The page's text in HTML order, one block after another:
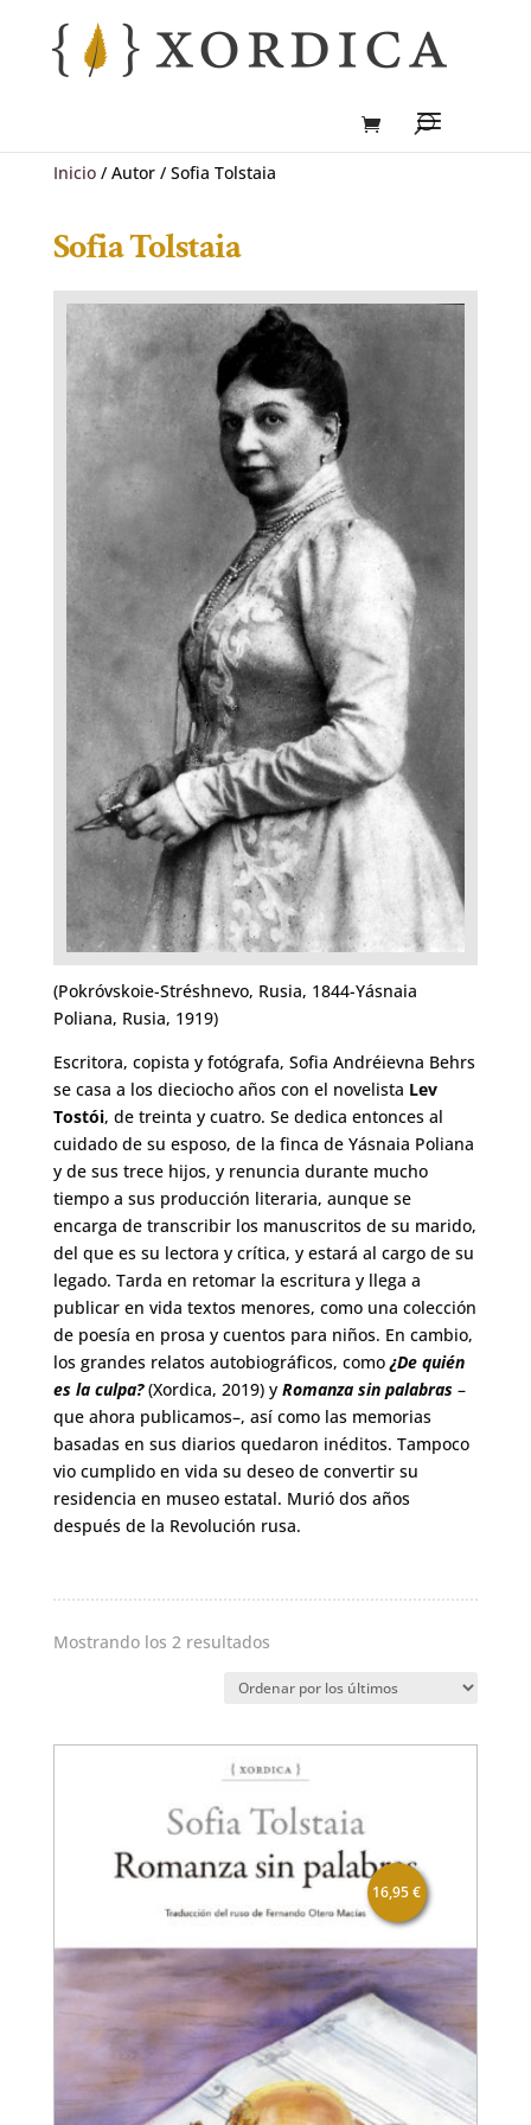
Inicio/ Autor / Sofia Tolstaia
Sofia Tolstaia
(Pokróvskoie-Stréshnevo, Rusia, 1844-Yásnaia
Poliana, Rusia, 1919)
Escritora, copista y fotógrafa, Sofia Andréievna Behrs
se casa a los dieciocho años con el novelista Lev
Tostói, de treinta y cuatro. Se dedica entonces al
cuidado de su esposo, de la finca de Yásnaia Poliana
y de sus trece hijos, y renuncia durante mucho
tiempo a sus producción literaria, aunque se
encarga de transcribir los manuscritos de su marido,
del que es su lectora y crítica, y estará al cargo de su
legado. Tarda en retomar la escritura y llega a
publicar en vida textos menores, como una colección
de poesía en prosa y cuentos para niños. En cambio,
los grandes relatos autobiográficos, como¿De quién
es la culpa?(Xordica, 2019) y Romanza sin palabras–
que ahora publicamos–, así como las memorias
basadas en sus diarios quedaron inéditos. Tampoco
vio cumplido en vida su deseo de convertir su
residencia en museo estatal. Murió dos años
después de la Revolución rusa.
Mostrando los 2 resultadosOrdenado
los
16,95€